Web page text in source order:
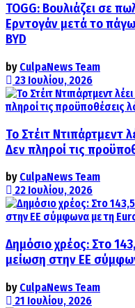
TOGG: Βουλιάζει σε
Ερντογάν μετά το
BYD
by CulpaNews Team
23 Ιουλίου, 2026
Το Στέιτ Ντιπάρτμεντ
Δεν πληροί τις
by CulpaNews Team
22 Ιουλίου, 2026
Δημόσιο χρέος: Στο
μείωση στην ΕΕ
by CulpaNews Team
21 Ιουλίου, 2026